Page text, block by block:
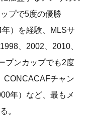
プで5度の優勝
）を経験、MLSサ
、2002、2010、
プンカップでも2度
CONCACAFチャン
年）など、最もメ
。